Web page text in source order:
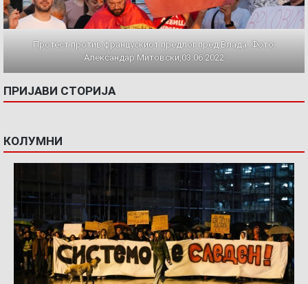
Протест против францускиот предлог пред Влада. Фото:
Александар Митовски,03.06.2022
ПРИЈАВИ СТОРИЈА
КОЛУМНИ